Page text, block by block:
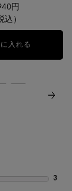
ロージー
円
込）
入れる
3